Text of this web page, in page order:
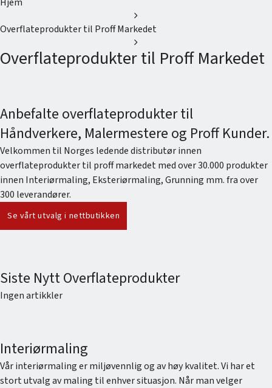
chevron_right
Overflateprodukter til Proff Markedet
chevron_right
Overflateprodukter til Proff Markedet
Anbefalte overflateprodukter til
Håndverkere, Malermestere og Proff Kunder.
Velkommen til Norges ledende distributør innen
overflateprodukter til proff markedet med over 30.000 produkter
innen Interiørmaling, Eksteriørmaling,Grunning mm. fra over
300 leverandører.
Se vårt utvalg i nettbutikken
Siste Nytt Overflateprodukter
Ingen artikkler
Interiørmaling
Vår interiørmaling er miljøvennlig og av høy kvalitet. Vi har et
stort utvalg av maling til enhver situasjon. Når man velger